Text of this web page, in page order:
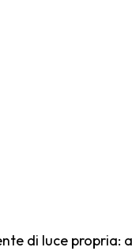
di luce propria: